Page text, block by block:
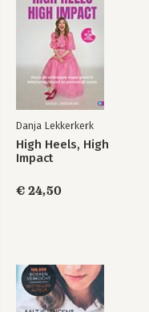
Danja Lekkerkerk
High Heels, High
Impact
€ 24,50